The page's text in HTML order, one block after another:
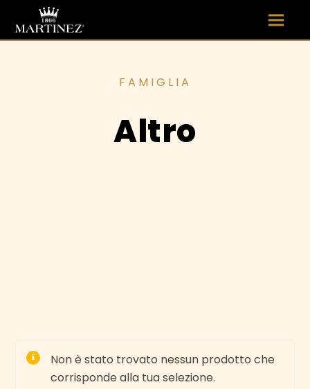
Altro
Non è stato trovato nessun prodotto che
corrisponde alla tua selezione.